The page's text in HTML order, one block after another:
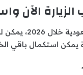
الآن
وفق
يمكن استكمال باقي